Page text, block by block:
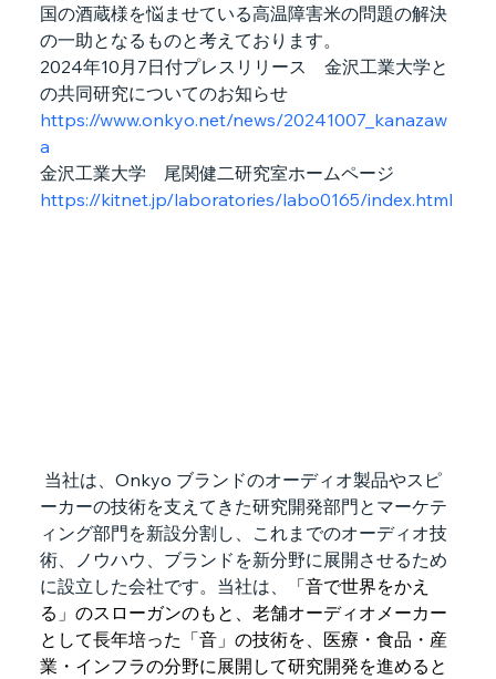
国の酒蔵様を悩ませている高温障害米の問題の解決
の一助となるものと考えております。
2024年10月7日付プレスリリース　金沢工業大学と
の共同研究についてのお知らせ
https://www.onkyo.net/news/20241007_kanazaw
a
金沢工業大学　尾関健二研究室ホームページ
https://kitnet.jp/laboratories/labo0165/index.html
当社は、Onkyo ブランドのオーディオ製品やスピ
ーカーの技術を支えてきた研究開発部門とマーケテ
ィング部門を新設分割し、これまでのオーディオ技
術、ノウハウ、ブランドを新分野に展開させるため
に設立した会社です。当社は、
「音で世界をかえ
る」のスローガンのもと、老舗オーディオメーカー
として長年培った「音」の技術を、医療・食品・産
業・インフラの分野に展開して研究開発を進めると